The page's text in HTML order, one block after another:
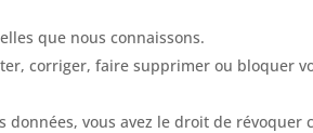
que nous connaissons.
corriger, faire supprimer ou bloquer
vous avez le droit de révoquer